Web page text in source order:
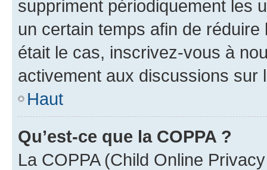
suppriment périodiquement les
un certain temps afin de
était le cas, inscrivez-vous à
activement aux discussions sur
Haut
Qu’est-ce que la COPPA ?
La COPPA (Child Online